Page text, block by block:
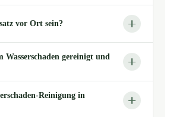
vor Ort sein?
Wasserschaden gereinigt und
Reinigung in